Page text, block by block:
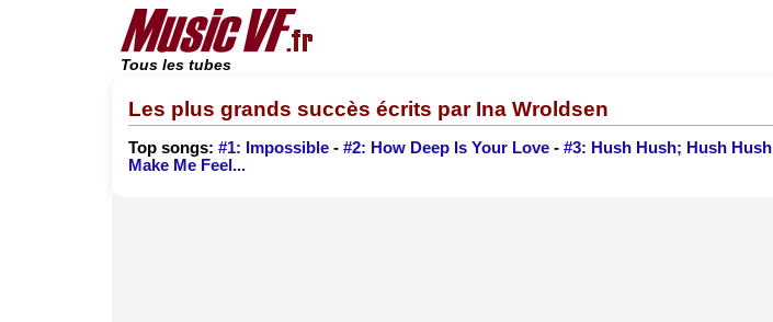
Tous les tubes
Les plus grands succès écrits par Ina Wroldsen
Top songs: #1: Impossible - #2: How Deep Is Your Love - #3: Hush Hush; Hush Hush
Make Me Feel...